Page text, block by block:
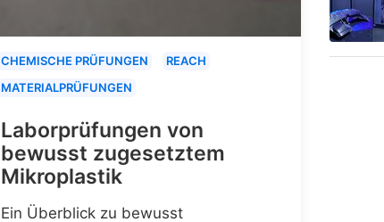
CHEMISCHE PRÜFUNGEN
REACH
MATERIALPRÜFUNGEN
Laborprüfungen von
bewusst zugesetztem
Mikroplastik
Ein Überblick zu bewusst